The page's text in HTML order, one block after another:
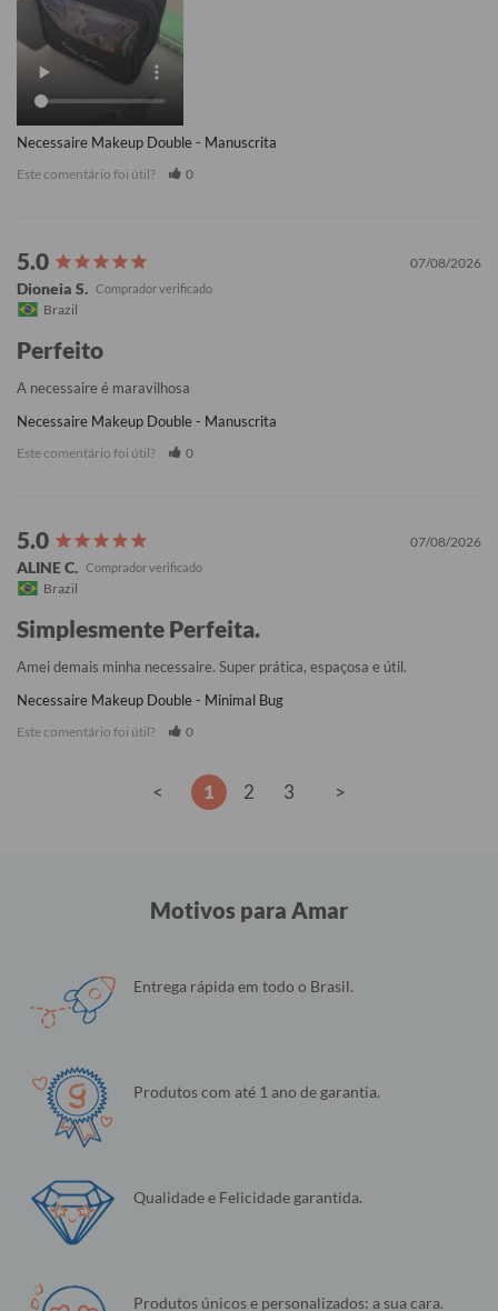
Necessaire Makeup Double - Manuscrita
Este comentário foi útil? 0
07/08/2026
Dioneia S.
Brazil
Perfeito
A necessaire é maravilhosa
Necessaire Makeup Double - Manuscrita
Este comentário foi útil? 0
07/08/2026
ALINE C.
Brazil
Simplesmente Perfeita.
Amei demais minha necessaire. Super prática, espaçosa e útil.
Necessaire Makeup Double - Minimal Bug
Este comentário foi útil? 0
< 1 2 3 >
Motivos para Amar
Entrega rápida em todo o Brasil.
Produtos com até 1 ano de garantia.
Qualidade e Felicidade garantida.
Produtos únicos e personalizados: a sua cara.